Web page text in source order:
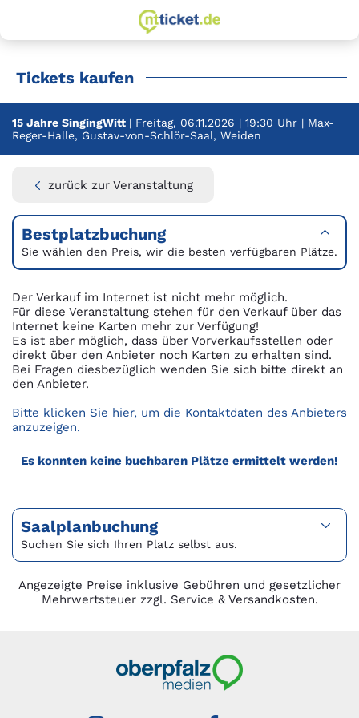
zur Startseite
zum
zur
Tickets kaufen
15 Jahre SingingWitt | Freitag, 06.11.2026 | 19:30 Uhr | Max-
Reger-Halle, Gustav-von-Schlör-Saal, Weiden
zurück zur Veranstaltung
Bestplatzbuchung
Sie wählen den Preis, wir die besten verfügbaren Plätze.
Der Verkauf im Internet ist nicht mehr möglich.
Für diese Veranstaltung stehen für den Verkauf über das
Internet keine Karten mehr zur Verfügung!
Es ist aber möglich, dass über Vorverkaufsstellen oder
direkt über den Anbieter noch Karten zu erhalten sind.
Bei Fragen diesbezüglich wenden Sie sich bitte direkt an
den Anbieter.
Bitte klicken Sie hier, um die Kontaktdaten des Anbieters
anzuzeigen.
Es konnten keine buchbaren Plätze ermittelt werden!
Saalplanbuchung
Suchen Sie sich Ihren Platz selbst aus.
Angezeigte Preise inklusive Gebühren und gesetzlicher
Mehrwertsteuer zzgl. Service & Versandkosten.
Oberpfalzmedien